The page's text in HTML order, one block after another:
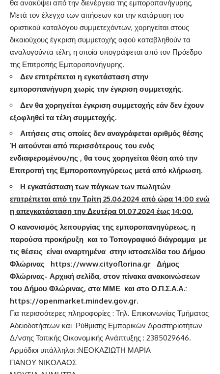
θα ανακύψει από την διενέργεια της εμποροπανήγυρης,
Μετά τον έλεγχο των αιτήσεων και την κατάρτιση του
οριστικού καταλόγου συμμετεχόντων, χορηγείται στους
δικαιούχους έγκριση συμμετοχής αφού καταβληθούν τα
αναλογούντα τέλη, η οποία υπογράφεται από τον Πρόεδρο
της Επιτροπής Εμποροπανήγυρης.
Δεν επιτρέπεται η εγκατάσταση στην
εμποροπανήγυρη χωρίς την έγκριση συμμετοχής.
Δεν θα χορηγείται έγκριση συμμετοχής εάν δεν έχουν
εξοφληθεί τα τέλη συμμετοχής.
Αιτήσεις στις οποίες δεν αναγράφεται αριθμός θέσης
Ή αιτούνται από περισσότερους του ενός
ενδιαφερομένου/ης , θα τους χορηγείται θέση από την
Επιτροπή της Εμποροπανηγύρεως μετά από κλήρωση.
Η εγκατάσταση των πάγκων των πωλητών
επιτρέπεται από την Τρίτη 25.06.2024 από ώρα 14:00 ενώ
η απεγκατάσταση την Δευτέρα 01.07.2024 έως 14:00.
Ο κανονισμός λειτουργίας της εμποροπανηγύρεως, η
παρούσα προκήρυξη και το Τοπογραφικό διάγραμμα με
τις θέσεις είναι αναρτημένα στην ιστοσελίδα του Δήμου
Φλώρινας https://www.cityoflorina.gr Δήμος
Φλώρινας- Αρχική σελίδα, στον πίνακα ανακοινώσεων
του Δήμου Φλώρινας, στα ΜΜΕ και στο Ο.Π.Σ.Α.Α.:
https://openmarket.mindev.gov.gr.
Για περισσότερες πληροφορίες : Τηλ. Επικοινωνίας Τμήματος
Αδειοδοτήσεων και Ρύθμισης Εμπορικών Δραστηριοτήτων
Δ/νσης Τοπικής Οικονομικής Ανάπτυξης : 2385029646.
Αρμόδιοι υπάλληλοι :ΝΕΟΚΑΖΙΩΤΗ ΜΑΡΙΑ
ΠΑΝΟΥ ΝΙΚΟΛΑΟΣ